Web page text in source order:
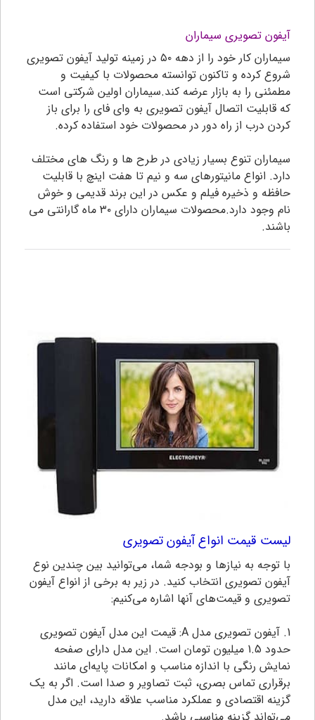
آیفون تصویری سیماران
سیماران کار خود را از دهه ۵۰ در زمینه تولید آیفون تصویری
شروع کرده و تاکنون توانسته محصولات با کیفیت و
مطمئنی را به بازار عرضه کند.سیماران اولین شرکتی است
که قابلیت اتصال آیفون تصویری به وای فای را برای باز
کردن درب از راه دور در محصولات خود استفاده کرده.
سیماران تنوع بسیار زیادی در طرح ها و رنگ های مختلف
دارد. انواع مانیتورهای سه و نیم تا هفت اینچ با قابلیت
حافظه و ذخیره فیلم و عکس در این برند قدیمی و خوش
نام وجود دارد.محصولات سیماران دارای ۳۰ ماه گارانتی می
باشند.
لیست قیمت انواع آیفون تصویری
با توجه به نیازها و بودجه شما، می‌توانید بین چندین نوع
آیفون تصویری انتخاب کنید. در زیر به برخی از انواع آیفون
تصویری و قیمت‌های آنها اشاره می‌کنیم:
1. آیفون تصویری مدل A: قیمت این مدل آیفون تصویری
حدود 1.5 میلیون تومان است. این مدل دارای صفحه
نمایش رنگی با اندازه مناسب و امکانات پایه‌ای مانند
برقراری تماس بصری، ثبت تصاویر و صدا است. اگر به یک
گزینه اقتصادی و عملکرد مناسب علاقه دارید، این مدل